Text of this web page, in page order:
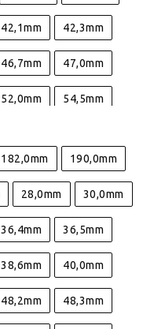
42,1mm 42,3mm
46,7mm 47,0mm
52,0mm 54,5mm
98,0mm
182,0mm 190,0mm
28,0mm 30,0mm
36,4mm 36,5mm
38,6mm 40,0mm
48,2mm 48,3mm